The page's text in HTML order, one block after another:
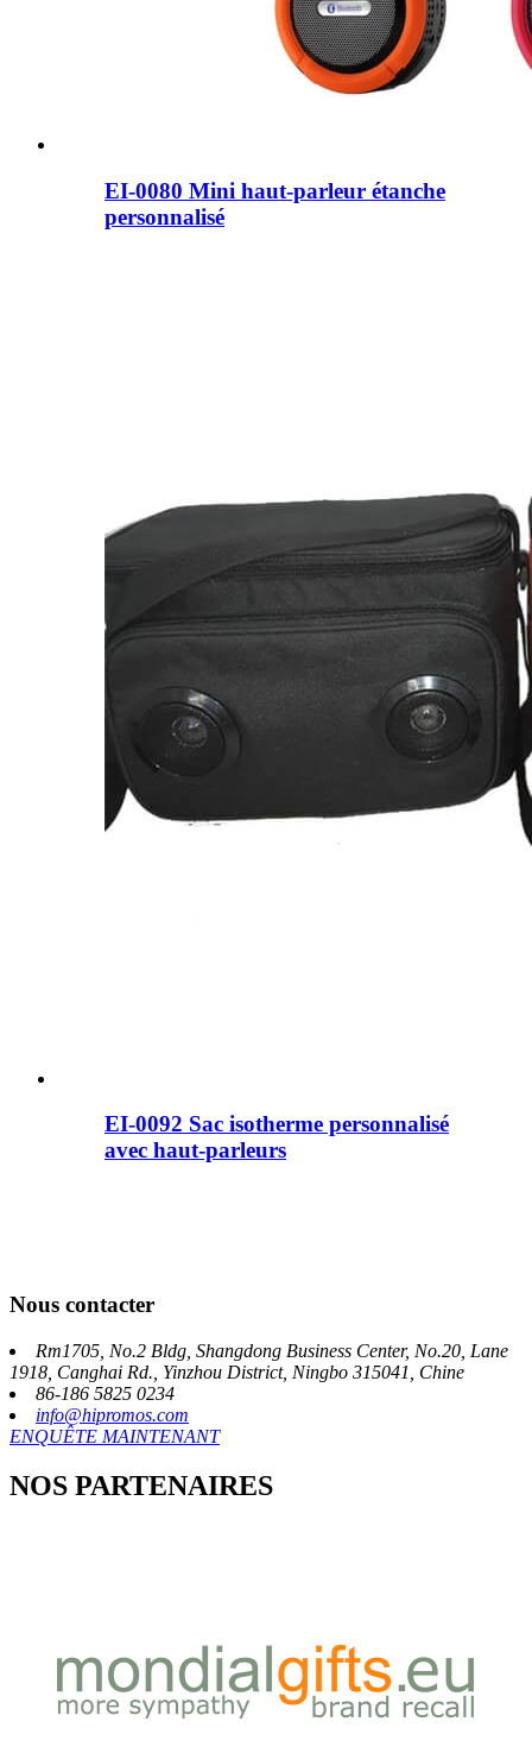
EI-0080 Mini haut-parleur étanche
personnalisé
EI-0092 Sac isotherme personnalisé
avec haut-parleurs
Nous contacter
Rm1705, No.2 Bldg, Shangdong Business Center, No.20, Lane
1918, Canghai Rd., Yinzhou District, Ningbo 315041, Chine
86-186 5825 0234
info@hipromos.com
ENQUÊTE MAINTENANT
NOS PARTENAIRES